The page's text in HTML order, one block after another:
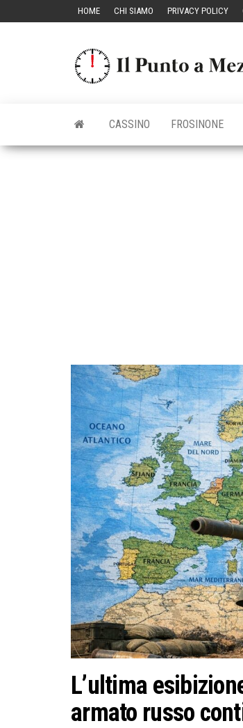
HOME CHI SIAMO PRIVACY POLICY
CASSINO FROSINONE
L’ultima
armato russo